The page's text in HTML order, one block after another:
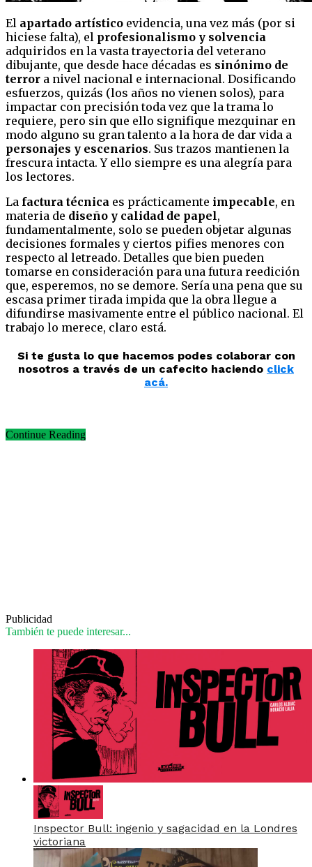
El apartado artístico evidencia, una vez más (por si
hiciese falta), el profesionalismo y solvencia
adquiridos en la vasta trayectoria del veterano
dibujante, que desde hace décadas es sinónimo de
terror a nivel nacional e internacional. Dosificando
esfuerzos, quizás (los años no vienen solos), para
impactar con precisión toda vez que la trama lo
requiere, pero sin que ello signifique mezquinar en
modo alguno su gran talento a la hora de dar vida a
personajes y escenarios. Sus trazos mantienen la
frescura intacta. Y ello siempre es una alegría para
los lectores.
La factura técnica es prácticamente impecable, en
materia de diseño y calidad de papel,
fundamentalmente, solo se pueden objetar algunas
decisiones formales y ciertos pifies menores con
respecto al letreado. Detalles que bien pueden
tomarse en consideración para una futura reedición
que, esperemos, no se demore. Sería una pena que su
escasa primer tirada impida que la obra llegue a
difundirse masivamente entre el público nacional. El
trabajo lo merece, claro está.
Si te gusta lo que hacemos podes colaborar con
nosotros a través de un cafecito haciendo click
acá.
Continue Reading
Publicidad
También te puede interesar...
Inspector Bull: ingenio y sagacidad en la Londres
victoriana